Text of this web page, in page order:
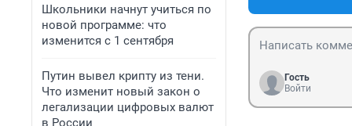
Школьники начнут учиться по
новой программе: что
изменится с 1 сентября
Путин вывел крипту из тени.
Что изменит новый закон о
легализации цифровых валют
в России
Гость
Войти